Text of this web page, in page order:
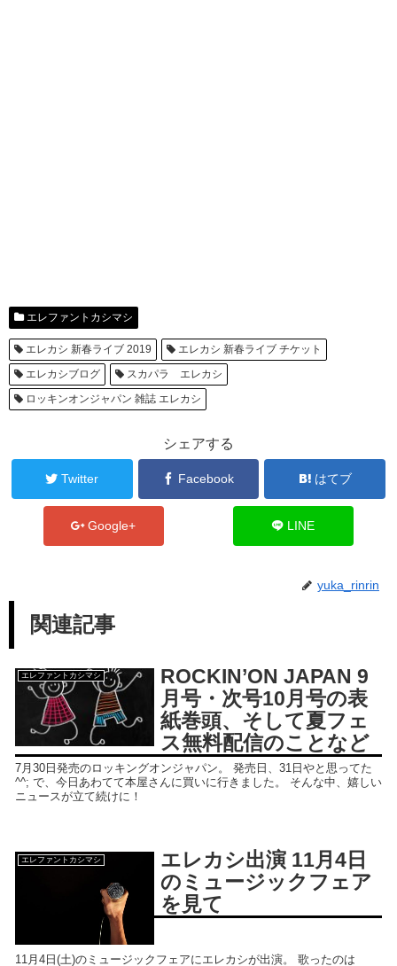
エレファントカシマシ
エレカシ 新春ライブ 2019
エレカシ 新春ライブ チケット
エレカシブログ
スカパラ エレカシ
ロッキンオンジャパン 雑誌 エレカシ
シェアする
Twitter Facebook はてブ
Google+ LINE
yuka_rinrin
関連記事
エレファントカシマシ
ROCKIN’ON JAPAN 9
月号・次号10月号の表
紙巻頭、そして夏フェ
ス無料配信のことなど
7月30日発売のロッキングオンジャパン。 発売日、31日やと思ってた
^^; で、今日あわてて本屋さんに買いに行きました。 そんな中、嬉しい
ニュースが立て続けに！
エレファントカシマシ
エレカシ出演 11月4日
のミュージックフェア
を見て
11月4日(土)のミュージックフェアにエレカシが出演。 歌ったのは